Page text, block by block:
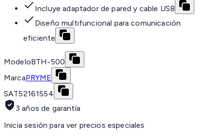
Incluye adaptador de pared y cable USB
Diseño multifuncional para comunicación
eficiente
ModeloBTH-500
MarcaPRYME
SAT52161554
3 años de garantía
Inicia sesión para ver precios especiales